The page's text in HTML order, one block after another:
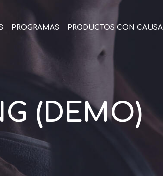
PROGRAMAS PRODUCTOS CON CAUSA
(DEMO)